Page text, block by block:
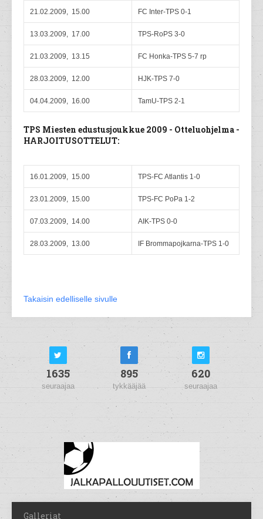
21.02.2009, 15.00 FC Inter-TPS 0-1
13.03.2009, 17.00 TPS-RoPS 3-0
21.03.2009, 13.15 FC Honka-TPS 5-7 rp
28.03.2009, 12.00 HJK-TPS 7-0
04.04.2009, 16.00 TamU-TPS 2-1
TPS Miesten edustusjoukkue 2009 - Otteluohjelma -
HARJOITUSOTTELUT:
16.01.2009, 15.00 TPS-FC Atlantis 1-0
23.01.2009, 15.00 TPS-FC PoPa 1-2
07.03.2009, 14.00 AIK-TPS 0-0
28.03.2009, 13.00 IF Brommapojkarna-TPS 1-0
Takaisin edelliselle sivulle
1635
seuraajaa
895
tykkääjää
620
seuraajaa
Galleriat